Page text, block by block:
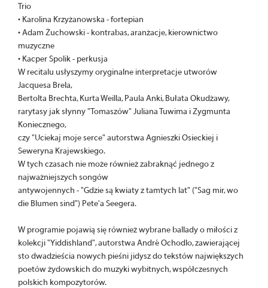
Trio
• Karolina Krzyżanowska - fortepian
• Adam Żuchowski - kontrabas, aranżacje, kierownictwo
muzyczne
• Kacper Spolik - perkusja
W recitalu usłyszymy oryginalne interpretacje utworów
Jacquesa Brela,
Bertolta Brechta, Kurta Weilla, Paula Anki, Bułata Okudżawy,
rarytasy jak słynny "Tomaszów" Juliana Tuwima i Zygmunta
Koniecznego,
czy "Uciekaj moje serce" autorstwa Agnieszki Osieckiej i
Seweryna Krajewskiego.
W tych czasach nie może również zabraknąć jednego z
najważniejszych songów
antywojennych - "Gdzie są kwiaty z tamtych lat" ("Sag mir, wo
die Blumen sind") Pete'a Seegera.
W programie pojawią się również wybrane ballady o miłości z
kolekcji "Yiddishland", autorstwa André Ochodlo, zawierającej
sto dwadzieścia nowych pieśni jidysz do tekstów największych
poetów żydowskich do muzyki wybitnych, współczesnych
polskich kompozytorów.